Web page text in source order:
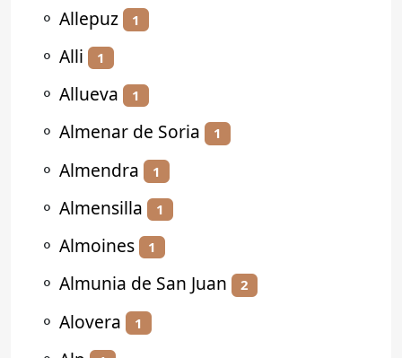
⚬ Allepuz 1
⚬ Alli 1
⚬ Allueva 1
⚬ Almenar de Soria 1
⚬ Almendra 1
⚬ Almensilla 1
⚬ Almoines 1
⚬ Almunia de San Juan 2
⚬ Alovera 1